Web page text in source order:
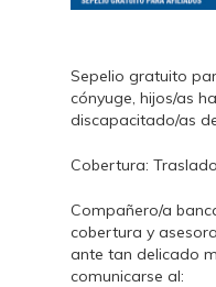
Sepelio gratuito
cónyuge, hijos/as
discapacitado/as
Cobertura:
Compañero/a
cobertura y
ante tan delicado
comunicarse al: